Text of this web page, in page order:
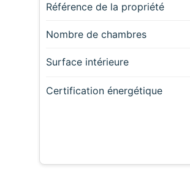
Référence de la propriété
Nombre de chambres
Surface intérieure
Certification énergétique